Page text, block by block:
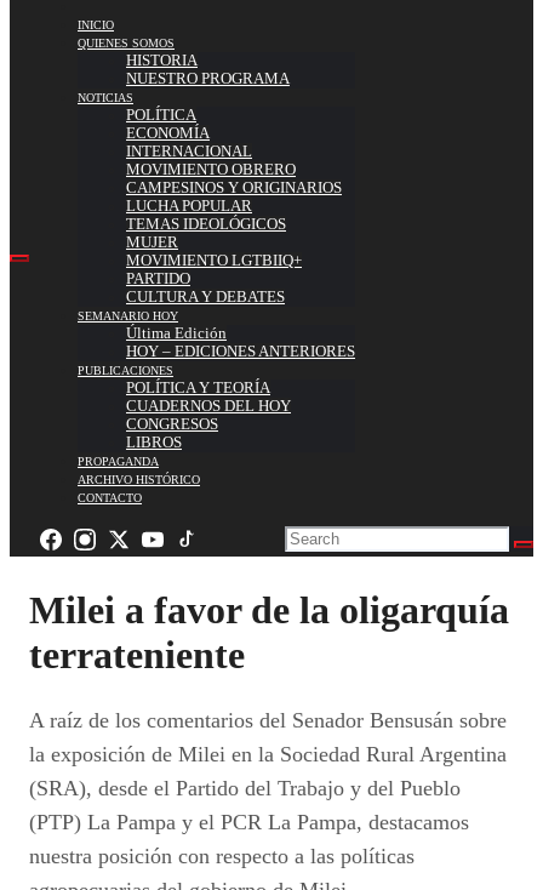
INICIO
QUIENES SOMOS
HISTORIA
NUESTRO PROGRAMA
NOTICIAS
POLÍTICA
ECONOMÍA
INTERNACIONAL
MOVIMIENTO OBRERO
CAMPESINOS Y ORIGINARIOS
LUCHA POPULAR
TEMAS IDEOLÓGICOS
MUJER
MOVIMIENTO LGTBIIQ+
PARTIDO
CULTURA Y DEBATES
SEMANARIO HOY
Última Edición
HOY – EDICIONES ANTERIORES
PUBLICACIONES
POLÍTICA Y TEORÍA
CUADERNOS DEL HOY
CONGRESOS
LIBROS
PROPAGANDA
ARCHIVO HISTÓRICO
CONTACTO
Milei a favor de la oligarquía
terrateniente
A raíz de los comentarios del Senador Bensusán sobre
la exposición de Milei en la Sociedad Rural Argentina
(SRA), desde el Partido del Trabajo y del Pueblo
(PTP) La Pampa y el PCR La Pampa, destacamos
nuestra posición con respecto a las políticas